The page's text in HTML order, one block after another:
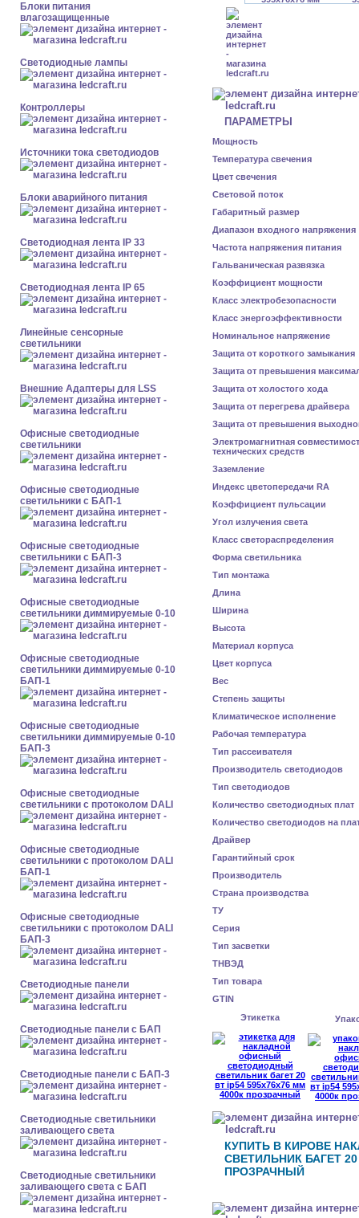
Блоки питания
влагозащищенные
Светодиодные лампы
Контроллеры
Источники тока светодиодов
Блоки аварийного питания
Светодиодная лента IP 33
Светодиодная лента IP 65
Линейные сенсорные
светильники
Внешние Адаптеры для LSS
Офисные светодиодные
светильники
Офисные светодиодные
светильники с БАП-1
Офисные светодиодные
светильники с БАП-3
Офисные светодиодные
светильники диммируемые 0-10
Офисные светодиодные
светильники диммируемые 0-10
БАП-1
Офисные светодиодные
светильники диммируемые 0-10
БАП-3
Офисные светодиодные
светильники с протоколом DALI
Офисные светодиодные
светильники с протоколом DALI
БАП-1
Офисные светодиодные
светильники с протоколом DALI
БАП-3
Cветодиодные панели
Cветодиодные панели с БАП
Cветодиодные панели с БАП-3
Светодиодные светильники
заливающего света
Светодиодные светильники
заливающего света с БАП
ПАРАМЕТРЫ
Мощность
Температура свечения
Цвет свечения
Световой поток
Габаритный размер
Диапазон входного напряжения
Частота напряжения питания
Гальваническая развязка
Коэффициент мощности
Класс электробезопасности
Класс энергоэффективности
Номинальное напряжение
Защита от короткого замыкания
Защита от превышения
Защита от холостого хода
Защита от перегрева драйвера
Защита от превышения
Электромагнитная
технических средств
Заземление
Индекс цветопередачи RA
Коэффициент пульсации
Угол излучения света
Класс светораспределения
Форма светильника
Тип монтажа
Длина
Ширина
Высота
Материал корпуса
Цвет корпуса
Вес
Степень защиты
Климатическое исполнение
Рабочая температура
Тип рассеивателя
Производитель светодиодов
Тип светодиодов
Количество светодиодных плат
Количество светодиодов на
Драйвер
Гарантийный срок
Производитель
Страна производства
ТУ
Серия
Тип засветки
ТНВЭД
Тип товара
GTIN
Этикетка
КУПИТЬ В КИРОВЕ
СВЕТИЛЬНИК БАГЕТ 20
ПРОЗРАЧНЫЙ